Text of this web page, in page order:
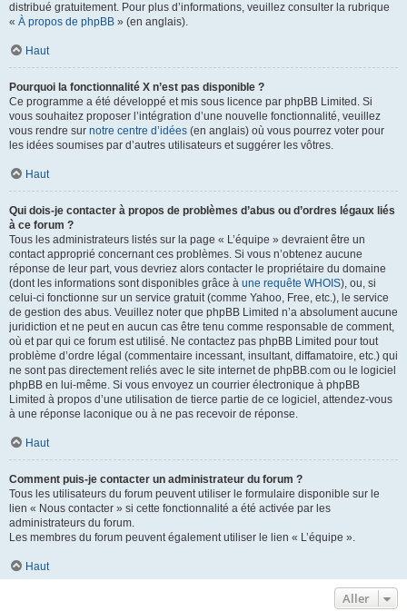
distribué gratuitement. Pour plus d’informations, veuillez consulter la rubrique
« À propos de phpBB » (en anglais).
Haut
Pourquoi la fonctionnalité X n’est pas disponible ?
Ce programme a été développé et mis sous licence par phpBB Limited. Si
vous souhaitez proposer l’intégration d’une nouvelle fonctionnalité, veuillez
vous rendre sur notre centre d’idées (en anglais) où vous pourrez voter pour
les idées soumises par d’autres utilisateurs et suggérer les vôtres.
Haut
Qui dois-je contacter à propos de problèmes d’abus ou d’ordres légaux liés
à ce forum ?
Tous les administrateurs listés sur la page « L’équipe » devraient être un
contact approprié concernant ces problèmes. Si vous n’obtenez aucune
réponse de leur part, vous devriez alors contacter le propriétaire du domaine
(dont les informations sont disponibles grâce à une requête WHOIS), ou, si
celui-ci fonctionne sur un service gratuit (comme Yahoo, Free, etc.), le service
de gestion des abus. Veuillez noter que phpBB Limited n’a absolument aucune
juridiction et ne peut en aucun cas être tenu comme responsable de comment,
où et par qui ce forum est utilisé. Ne contactez pas phpBB Limited pour tout
problème d’ordre légal (commentaire incessant, insultant, diffamatoire, etc.) qui
ne sont pas directement reliés avec le site internet de phpBB.com ou le logiciel
phpBB en lui-même. Si vous envoyez un courrier électronique à phpBB
Limited à propos d’une utilisation de tierce partie de ce logiciel, attendez-vous
à une réponse laconique ou à ne pas recevoir de réponse.
Haut
Comment puis-je contacter un administrateur du forum ?
Tous les utilisateurs du forum peuvent utiliser le formulaire disponible sur le
lien « Nous contacter » si cette fonctionnalité a été activée par les
administrateurs du forum.
Les membres du forum peuvent également utiliser le lien « L’équipe ».
Haut
Aller